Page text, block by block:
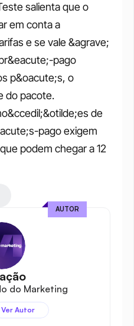
salienta que o
em conta a
e se vale &agrave;
pago
p&oacute;s, o
do pacote.
de
pago exigem
podem chegar a 12
do Marketing
Ver Autor
AUTOR